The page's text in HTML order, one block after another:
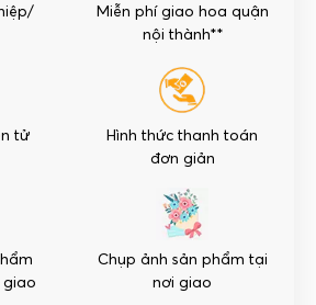
Miễn phí giao hoa quận
nội thành**
tử
Hình thức thanh toán
đơn giản
giao
Chụp ảnh sản phẩm tại
nơi giao